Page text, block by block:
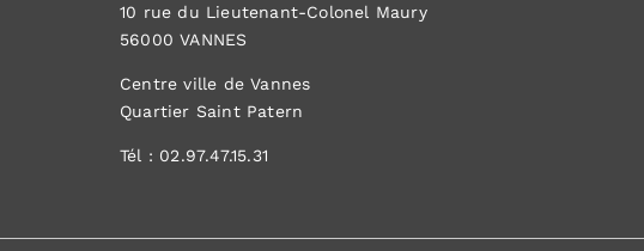
10 rue du Lieutenant-Colonel Maury
56000 VANNES
Centre ville de Vannes
Quartier Saint Patern
Tél : 02.97.47.15.31